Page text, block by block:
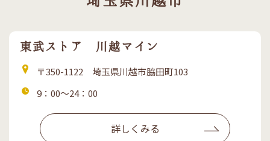
東武ストア 川越マイン
住〒350-1122 埼玉県川越市脇田町103
営
9：00～24：00
詳しくみる